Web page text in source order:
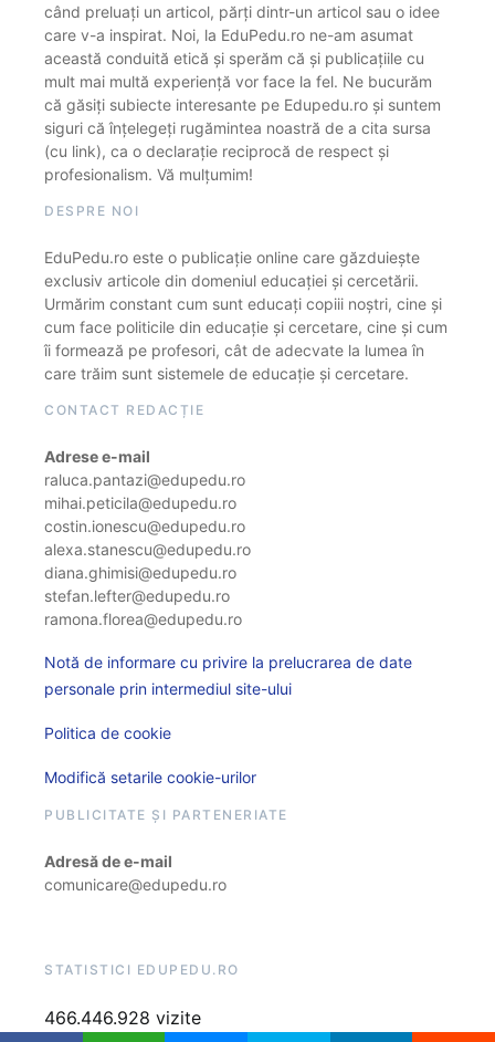
când preluați un articol, părți dintr-un articol sau o idee
care v-a inspirat. Noi, la EduPedu.ro ne-am asumat
această conduită etică și sperăm că și publicațiile cu
mult mai multă experiență vor face la fel. Ne bucurăm
că găsiți subiecte interesante pe Edupedu.ro și suntem
siguri că înțelegeți rugămintea noastră de a cita sursa
(cu link), ca o declarație reciprocă de respect și
profesionalism. Vă mulțumim!
DESPRE NOI
EduPedu.ro este o publicație online care găzduiește
exclusiv articole din domeniul educației și cercetării.
Urmărim constant cum sunt educați copiii noștri, cine și
cum face politicile din educație și cercetare, cine și cum
îi formează pe profesori, cât de adecvate la lumea în
care trăim sunt sistemele de educație și cercetare.
CONTACT REDACȚIE
Adrese e-mail
raluca.pantazi@edupedu.ro
mihai.peticila@edupedu.ro
costin.ionescu@edupedu.ro
alexa.stanescu@edupedu.ro
diana.ghimisi@edupedu.ro
stefan.lefter@edupedu.ro
ramona.florea@edupedu.ro
Notă de informare cu privire la prelucrarea de date
personale prin intermediul site-ului
Politica de cookie
Modifică setarile cookie-urilor
PUBLICITATE ȘI PARTENERIATE
Adresă de e-mail
comunicare@edupedu.ro
STATISTICI EDUPEDU.RO
466.446.928 vizite